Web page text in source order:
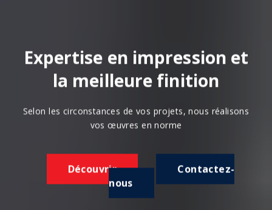
Expertise en impression et
la meilleure finition
Selon les circonstances de vos projets, nous réalisons
vos œuvres en norme
Découvrir
Contactez-
nous